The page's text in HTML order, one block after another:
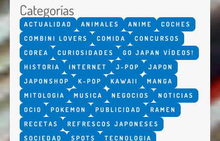
Categorías
ACTUALIDAD ANIMALES ANIME
COCHES
COMBINI LOVERS
COMIDA
CONCURSOS
COREA
CURIOSIDADES
GO JAPAN VÍDEOS!
HISTORIA
INTERNET J-POP
JAPON
JAPONSHOP
K-POP KAWAII
MANGA
MITOLOGIA
MUSICA NEGOCIOS
NOTICIAS
OCIO
POKEMON PUBLICIDAD
RAMEN
RECETAS
REFRESCOS JAPONESES
SOCIEDAD
SPOTS TECNOLOGIA